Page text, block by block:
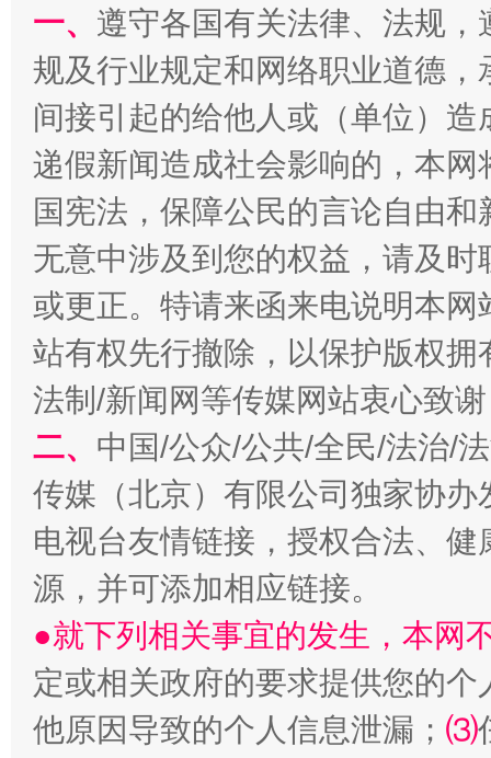
在谋一域中谋全局
今
魏明亮
“刷贴”乱象丛生
生
一、 遵守各国有关法律、法规
规及行业规定和网络职业道德
间接引起的给他人或（单位）
递假新闻造成社会影响的，本
国宪法，保障公民的言论自由
无意中涉及到您的权益，请及
或更正。特请来函来电说明本
站有权先行撤除，以保护版权
法制/新闻网等传媒网站衷心致
二、 中国/公众/公共/全民/法治/
传媒（北京）有限公司独家协
电视台友情链接，授权合法、
源，并可添加相应链接。
●就下列相关事宜的发生，本网
定或相关政府的要求提供您的个
他原因导致的个人信息泄漏； ⑶